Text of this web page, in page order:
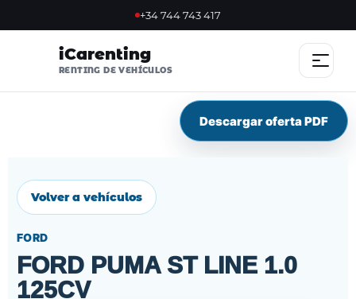
+34 744 743 417
iCarenting
RENTING DE VEHÍCULOS
NOSOTROS
Descargar oferta PDF
Volver a vehículos
FORD
FORD PUMA ST LINE 1.0
125CV